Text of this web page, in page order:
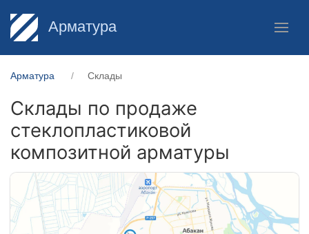
Арматура
Арматура Склады
Склады по продаже
стеклопластиковой
композитной арматуры